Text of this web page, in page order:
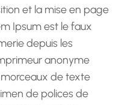
et la mise en page
Ipsum est le faux
depuis les
anonyme
de texte
de polices de